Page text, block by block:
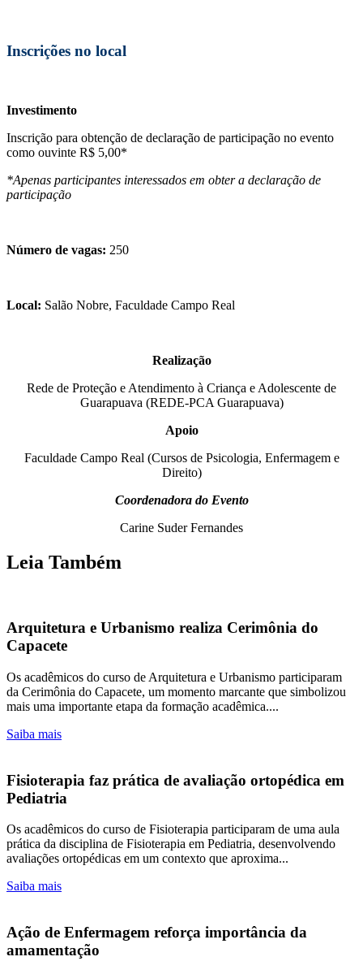
Inscrições no local
Investimento
Inscrição para obtenção de declaração de participação no evento
como ouvinte R$ 5,00*
*Apenas participantes interessados em obter a declaração de
participação
Número de vagas: 250
Local: Salão Nobre, Faculdade Campo Real
Realização
Rede de Proteção e Atendimento à Criança e Adolescente de
Guarapuava (REDE-PCA Guarapuava)
Apoio
Faculdade Campo Real (Cursos de Psicologia, Enfermagem e
Direito)
Coordenadora do Evento
Carine Suder Fernandes
Leia Também
Arquitetura e Urbanismo realiza Cerimônia do
Capacete
Os acadêmicos do curso de Arquitetura e Urbanismo participaram
da Cerimônia do Capacete, um momento marcante que simbolizou
mais uma importante etapa da formação acadêmica....
Saiba mais
Fisioterapia faz prática de avaliação ortopédica em
Pediatria
Os acadêmicos do curso de Fisioterapia participaram de uma aula
prática da disciplina de Fisioterapia em Pediatria, desenvolvendo
avaliações ortopédicas em um contexto que aproxima...
Saiba mais
Ação de Enfermagem reforça importância da
amamentação